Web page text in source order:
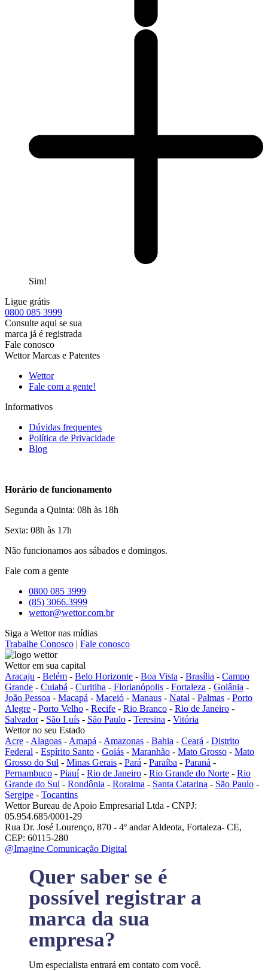
Sim!
Ligue grátis
0800 085 3999
Consulte aqui se sua
marca já é registrada
Fale conosco
Wettor Marcas e Patentes
Wettor
Fale com a gente!
Informativos
Dúvidas frequentes
Política de Privacidade
Blog
Horário de funcionamento
Segunda a Quinta: 08h às 18h
Sexta: 08h às 17h
Não funcionamos aos sábados e domingos.
Fale com a gente
0800 085 3999
(85) 3066.3999
wettor@wettor.com.br
Siga a Wettor nas mídias
Trabalhe Conosco | Fale conosco
Wettor em sua capital
Aracaju - Belém - Belo Horizonte - Boa Vista - Brasília - Campo
Grande - Cuiabá - Curitiba - Florianópolis - Fortaleza - Goiânia -
João Pessoa - Macapá - Maceió - Manaus - Natal - Palmas - Porto
Alegre - Porto Velho - Recife - Rio Branco - Rio de Janeiro -
Salvador- São Luís - São Paulo - Teresina - Vitória
Wettor no seu Estado
Acre - Alagoas - Amapá - Amazonas - Bahia - Ceará - Distrito
Federal - Espírito Santo - Goiás - Maranhão - Mato Grosso - Mato
Grosso do Sul - Minas Gerais - Pará - Paraíba - Paraná -
Pernambuco - Piauí- Rio de Janeiro - Rio Grande do Norte - Rio
Grande do Sul - Rondônia - Roraima - Santa Catarina - São Paulo -
Sergipe - Tocantins
Wettor Bureau de Apoio Empresarial Ltda - CNPJ:
05.954.685/0001-29
Rua Dr. José Lourenço, 870 - 4º andar Aldeota, Fortaleza- CE,
CEP: 60115-280
@Imagine Comunicação Digital
Quer saber se é
possível registrar a
marca da sua
empresa?
Um especialista entrará em contato com você.